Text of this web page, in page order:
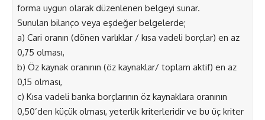
forma uygun olarak düzenlenen belgeyi sunar.
Sunulan bilanço veya eşdeğer belgelerde;
a) Cari oranın (dönen varlıklar / kısa vadeli borçlar) en az
0,75 olması,
b) Öz kaynak oranının (öz kaynaklar/ toplam aktif) en az
0,15 olması,
c) Kısa vadeli banka borçlarının öz kaynaklara oranının
0,50’den küçük olması, yeterlik kriterleridir ve bu üç kriter